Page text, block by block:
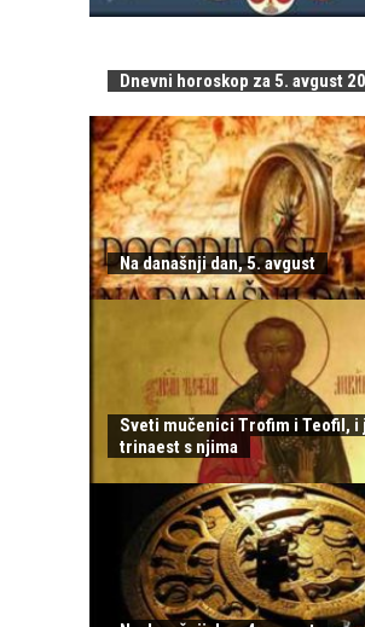
Dnevni horoskop za 5. avgust
Na današnji dan, 5. avgust
Sveti mučenici Trofim i Teofil, i
trinaest s njima